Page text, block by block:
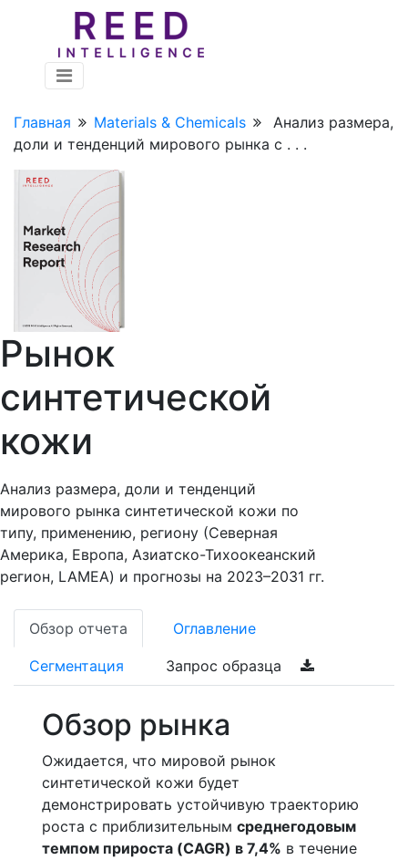
Главная Materials & Chemicals
Анализ размера,
доли и тенденций мирового рынка с . . .
Рынок
синтетической
кожи
Анализ размера, доли и тенденций
мирового рынка синтетической кожи по
типу, применению, региону (Северная
Америка, Европа, Азиатско-Тихоокеанский
регион, LAMEA) и прогнозы на 2023–2031 гг.
Обзор отчета Оглавление
Сегментация Запрос образца
Обзор рынка
Ожидается, что мировой рынок
синтетической кожи будет
демонстрировать устойчивую траекторию
роста с приблизительным среднегодовым
темпом прироста (CAGR) в 7,4% в течение